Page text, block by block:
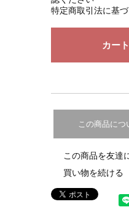
特定商取引法に基
この商品につ
この商品を友達
買い物を続ける